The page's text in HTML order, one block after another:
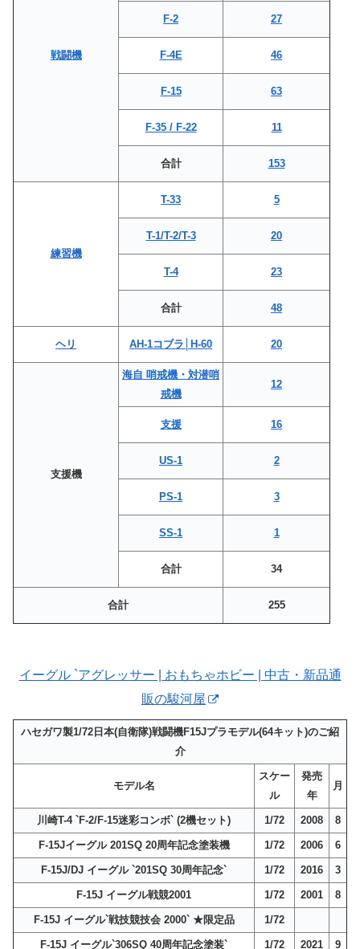
戦闘機
F-2 27
F-4E 46
F-15 63
F-35 / F-22 11
合計 153
練習機
T-33 5
T-1/T-2/T-3 20
T-4 23
合計 48
ヘリ AH-1コブラ│H-60 20
支援機
海自 哨戒機・対潜哨
戒機
12
支援 16
US-1 2
PS-1 3
SS-1 1
合計 34
合計 255
イーグル `アグレッサー | おもちゃホビー | 中古・新品通
販の駿河屋
ハセガワ製1/72日本(自衛隊)戦闘機F15Jプラモデル(64キット)のご紹
介
モデル名
スケー
ル
発売
年
月
川崎T-4 `F-2/F-15迷彩コンボ` (2機セット) 1/72 2008 8
F-15Jイーグル 201SQ 20周年記念塗装機 1/72 2006 6
F-15J/DJ イーグル `201SQ 30周年記念` 1/72 2016 3
F-15J イーグル戦競2001 1/72 2001 8
F-15J イーグル`戦技競技会 2000` ★限定品 1/72
F-15J イーグル`306SQ 40周年記念塗装` 1/72 2021 9